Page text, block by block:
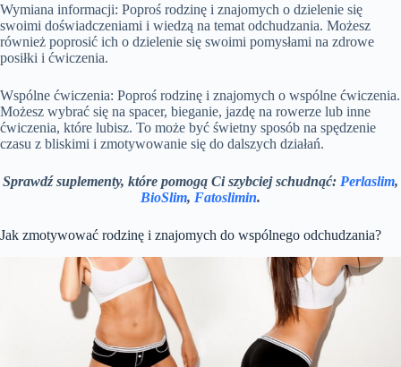
Wymiana informacji: Poproś rodzinę i znajomych o dzielenie się
swoimi doświadczeniami i wiedzą na temat odchudzania. Możesz
również poprosić ich o dzielenie się swoimi pomysłami na zdrowe
posiłki i ćwiczenia.
Wspólne ćwiczenia: Poproś rodzinę i znajomych o wspólne ćwiczenia.
Możesz wybrać się na spacer, bieganie, jazdę na rowerze lub inne
ćwiczenia, które lubisz. To może być świetny sposób na spędzenie
czasu z bliskimi i zmotywowanie się do dalszych działań.
Sprawdź suplementy, które pomogą Ci szybciej schudnąć: Perlaslim,
BioSlim, Fatoslimin.
Jak zmotywować rodzinę i znajomych do wspólnego odchudzania?